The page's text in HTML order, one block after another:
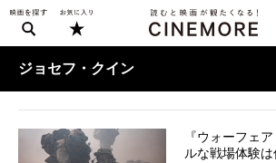
ジョセフ・クイン
『ウォーフェ
ルな戦場体験